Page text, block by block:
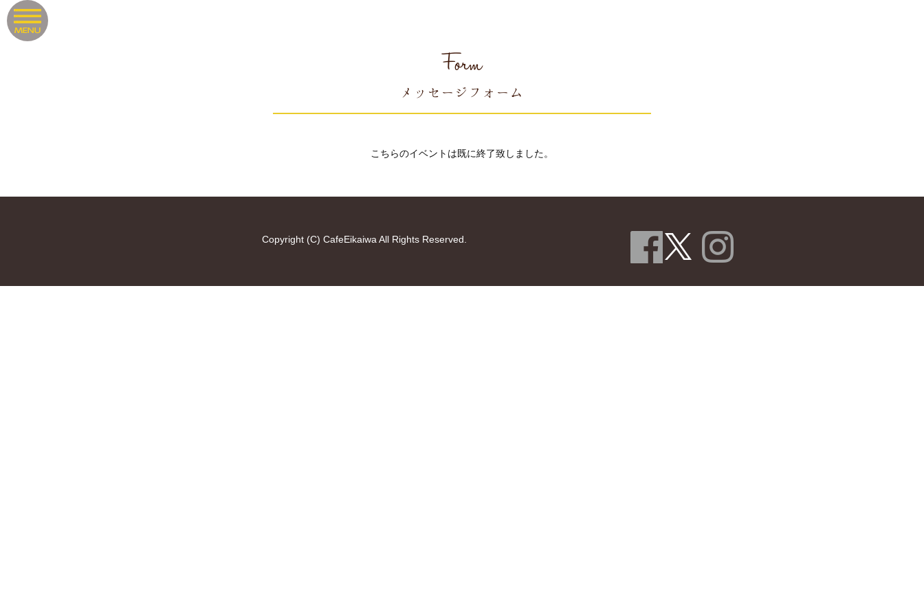
Form
メッセージフォーム
こちらのイベントは既に終了致しました。
Copyright (C) CafeEikaiwa All Rights Reserved.